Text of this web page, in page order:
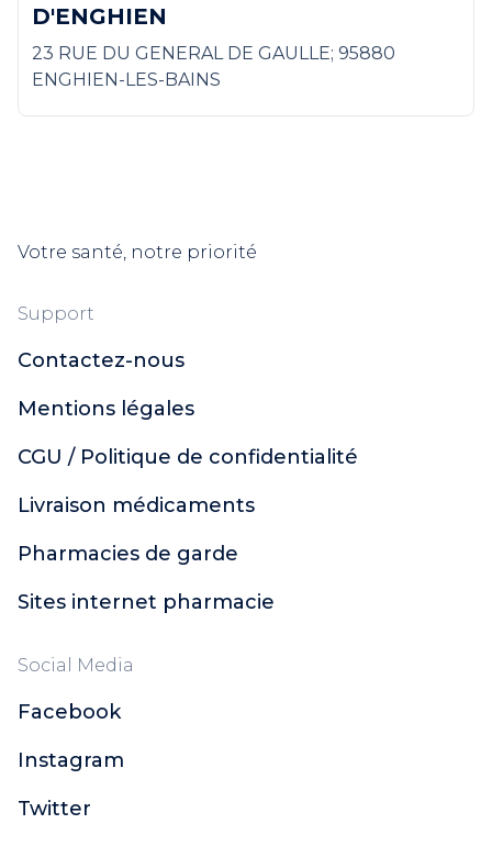
D'ENGHIEN
23 RUE DU GENERAL DE GAULLE; 95880
ENGHIEN-LES-BAINS
Votre santé, notre priorité
Support
Contactez-nous
Mentions légales
CGU / Politique de confidentialité
Livraison médicaments
Pharmacies de garde
Sites internet pharmacie
Social Media
Facebook
Instagram
Twitter